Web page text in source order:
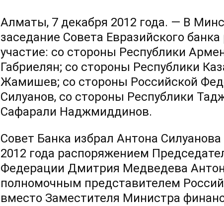
Алматы, 7 декабря 2012 года. — В
заседание Совета Евразийского
участие: со стороны Республики
Габриелян; со стороны Республики
Жамишев; со стороны Российской
Силуанов, со стороны Республики
Сафарали Наджмиддинов.
Совет Банка избрал Антона
2012 года распоряжением
Федерации Дмитрия Медведева
полномочным представителем
вместо Заместителя Министра